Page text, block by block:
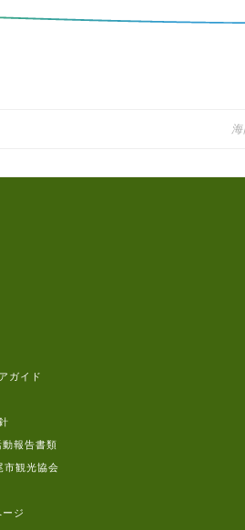
ガイド
報告書類
観光協会
ジ